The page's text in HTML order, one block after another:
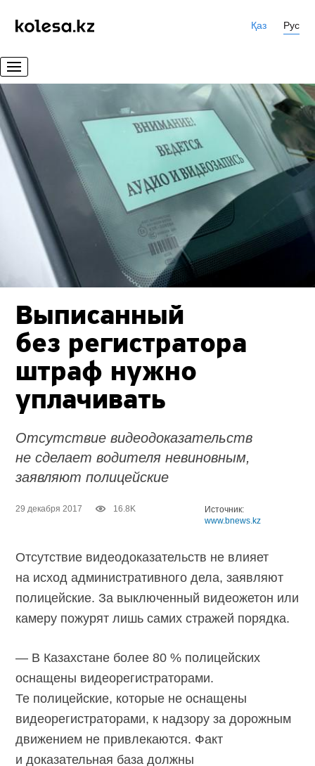
Қаз Рус
Выписанный
без регистратора
штраф нужно
уплачивать
Отсутствие видеодоказательств
не сделает водителя невиновным,
заявляют полицейские
29 декабря 2017 16.8K
Источник:
www.bnews.kz
Отсутствие видеодоказательств не влияет
на исход административного дела, заявляют
полицейские. За выключенный видеожетон или
камеру пожурят лишь самих стражей порядка.
— В Казахстане более 80 % полицейских
оснащены видеорегистраторами.
Те полицейские, которые не оснащены
видеорегистраторами, к надзору за дорожным
движением не привлекаются. Факт
и доказательная база должны